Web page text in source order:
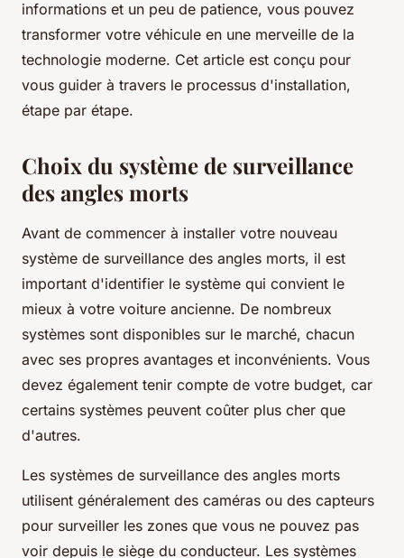
informations et un peu de patience, vous pouvez
transformer votre véhicule en une merveille de la
technologie moderne. Cet article est conçu pour
vous guider à travers le processus d'installation,
étape par étape.
Choix du système de surveillance
des angles morts
Avant de commencer à installer votre nouveau
système de surveillance des angles morts, il est
important d'identifier le système qui convient le
mieux à votre voiture ancienne. De nombreux
systèmes sont disponibles sur le marché, chacun
avec ses propres avantages et inconvénients. Vous
devez également tenir compte de votre budget, car
certains systèmes peuvent coûter plus cher que
d'autres.
Les systèmes de surveillance des angles morts
utilisent généralement des caméras ou des capteurs
pour surveiller les zones que vous ne pouvez pas
voir depuis le siège du conducteur. Les systèmes